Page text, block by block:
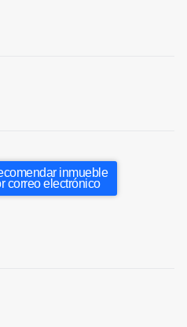
inmueble
correo electrónico